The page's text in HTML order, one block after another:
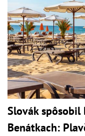
Slovák spôsobil
Benátkach: